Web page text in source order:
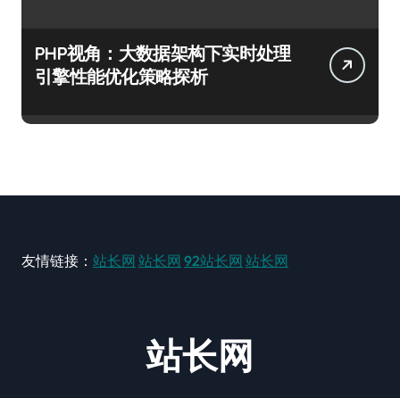
PHP视角：大数据架构下实时处理
引擎性能优化策略探析
友情链接： 站长网 站长网 92站长网 站长网
站长网